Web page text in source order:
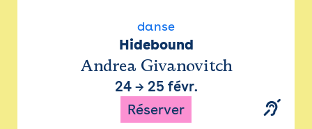
danse
Hidebound
Andrea Givanovitch
24→ 25 févr.
Réserver